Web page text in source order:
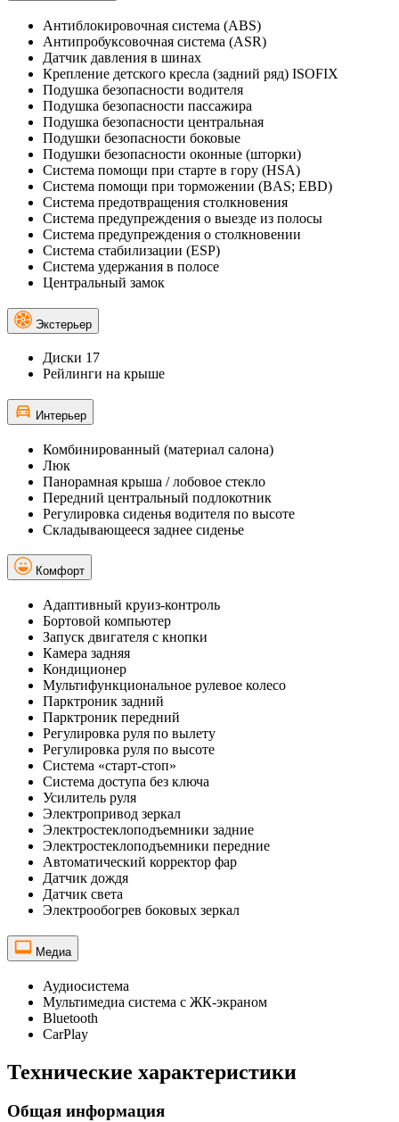
Антиблокировочная система (ABS)
Антипробуксовочная система (ASR)
Датчик давления в шинах
Крепление детского кресла (задний ряд) ISOFIX
Подушка безопасности водителя
Подушка безопасности пассажира
Подушка безопасности центральная
Подушки безопасности боковые
Подушки безопасности оконные (шторки)
Система помощи при старте в гору (HSA)
Система помощи при торможении (BAS; EBD)
Система предотвращения столкновения
Система предупреждения о выезде из полосы
Система предупреждения о столкновении
Система стабилизации (ESP)
Система удержания в полосе
Центральный замок
Экстерьер
Диски 17
Рейлинги на крыше
Интерьер
Комбинированный (материал салона)
Люк
Панорамная крыша / лобовое стекло
Передний центральный подлокотник
Регулировка сиденья водителя по высоте
Складывающееся заднее сиденье
Комфорт
Адаптивный круиз-контроль
Бортовой компьютер
Запуск двигателя с кнопки
Камера задняя
Кондиционер
Мультифункциональное рулевое колесо
Парктроник задний
Парктроник передний
Регулировка руля по вылету
Регулировка руля по высоте
Система «старт-стоп»
Система доступа без ключа
Усилитель руля
Электропривод зеркал
Электростеклоподъемники задние
Электростеклоподъемники передние
Автоматический корректор фар
Датчик дождя
Датчик света
Электрообогрев боковых зеркал
Медиа
Аудиосистема
Мультимедиа система с ЖК-экраном
Bluetooth
CarPlay
Технические характеристики
Общая информация